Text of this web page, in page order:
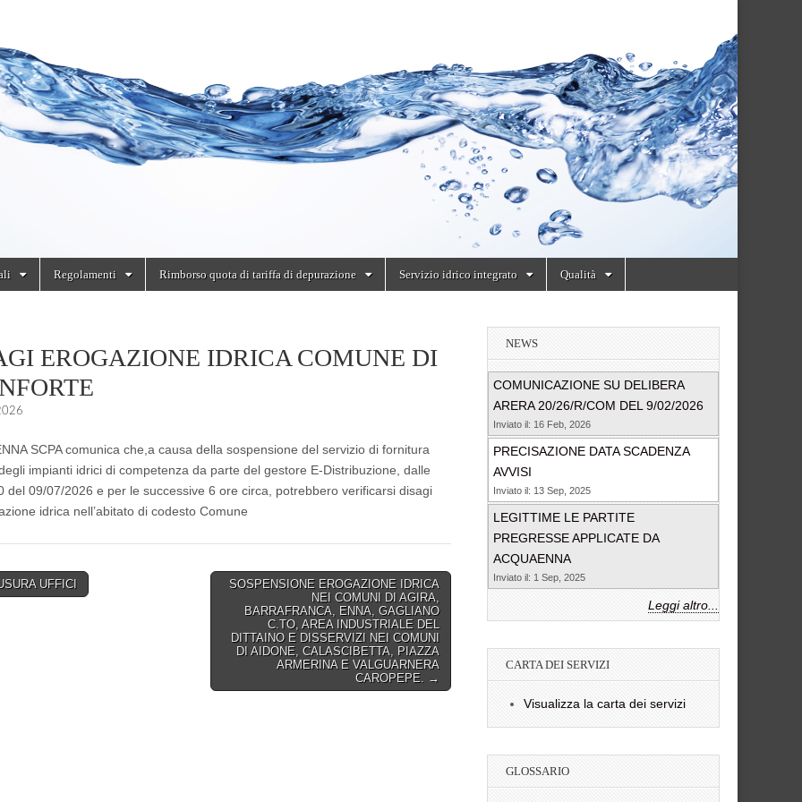
Regolamenti Rimborso quota di tariffa di depurazione Servizio idrico integrato Qualità
EROGAZIONE IDRICA COMUNE DI
SCPA comunica che,a causa della sospensione del servizio di fornitura
impianti idrici di competenza da parte del gestore E-Distribuzione, dalle
del 09/07/2026 e per le successive 6 ore circa, potrebbero verificarsi disagi
idrica nell’abitato di codesto Comune
UFFICI
SOSPENSIONE EROGAZIONE IDRICA
NEI COMUNI DI AGIRA,
BARRAFRANCA, ENNA, GAGLIANO
C.TO, AREA INDUSTRIALE DEL
DITTAINO E DISSERVIZI NEI COMUNI
DI AIDONE, CALASCIBETTA, PIAZZA
ARMERINA E VALGUARNERA
CAROPEPE. →
NEWS
COMUNICAZIONE SU DELIBERA
ARERA 20/26/R/COM DEL 9/02/2026
Inviato il: 16 Feb, 2026
PRECISAZIONE DATA SCADENZA
AVVISI
Inviato il: 13 Sep, 2025
LEGITTIME LE PARTITE
PREGRESSE APPLICATE DA
ACQUAENNA
Inviato il: 1 Sep, 2025
Leggi altro...
CARTA DEI SERVIZI
Visualizza la carta dei servizi
GLOSSARIO